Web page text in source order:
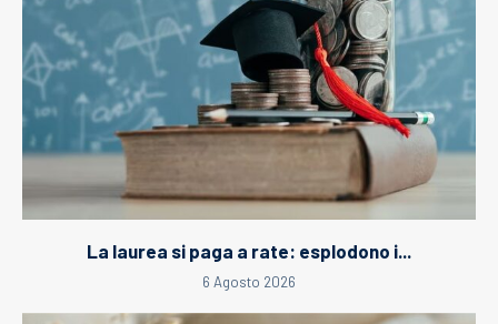
La laurea si paga a rate: esplodono i...
6 Agosto 2026